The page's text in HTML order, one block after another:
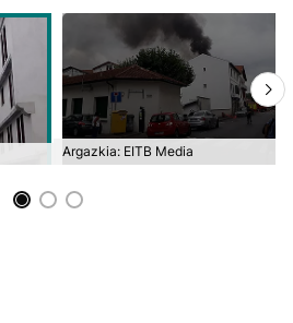
Argazkia: EITB Media